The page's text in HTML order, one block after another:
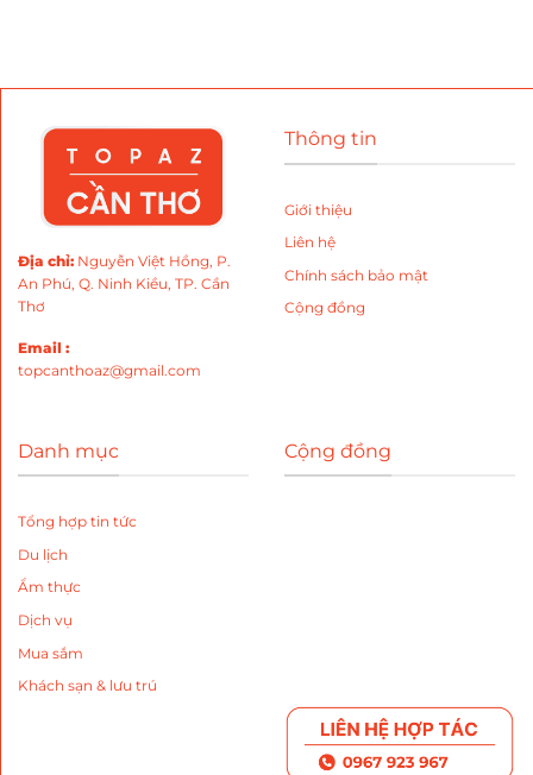
Địa chỉ: Nguyễn Việt Hồng, P.
An Phú, Q. Ninh Kiều, TP. Cần
Thơ
Email :
topcanthoaz@gmail.com
Thông tin
Giới thiệu
Liên hệ
Chính sách bảo mật
Cộng đồng
Danh mục
Tổng hợp tin tức
Du lịch
Ẩm thực
Dịch vụ
Mua sắm
Khách sạn & lưu trú
Cộng đồng